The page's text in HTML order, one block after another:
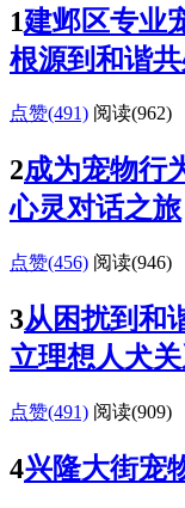
1建邺区专业
根源到和谐
点赞(491) 阅读(962)
2成为宠物行
心灵对话之旅
点赞(456) 阅读(946)
3从困扰到和
立理想人犬
点赞(491) 阅读(909)
4兴隆大街宠